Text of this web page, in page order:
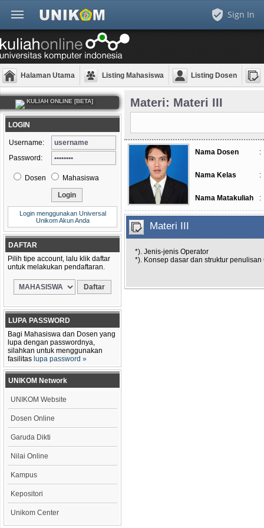
Sign In
Halaman Utama Listing Mahasiswa Listing Dosen
KULIAH ONLINE [BETA]
LOGIN
Username:
Password:
Dosen Mahasiswa
Login menggunakan Universal
Unikom Akun Anda
DAFTAR
Pilih tipe account, lalu klik daftar
untuk melakukan pendaftaran.
LUPA PASSWORD
Bagi Mahasiswa dan Dosen yang
lupa dengan passwordnya,
silahkan untuk menggunakan
fasilitas lupa password »
UNIKOM Network
UNIKOM Website
Dosen Online
Garuda Dikti
Nilai Online
Kampus
Kepositori
Unikom Center
Materi: Materi III
Nama Dosen :
Nama Kelas :
Nama Matakuliah :
Materi III
*). Jenis-jenis Operator
*). Konsep dasar dan struktur